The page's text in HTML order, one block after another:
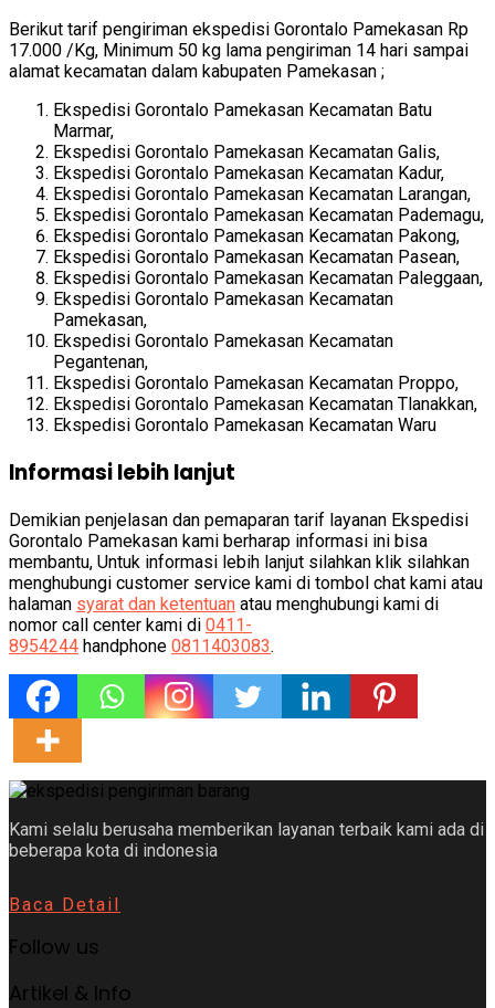
Berikut tarif pengiriman ekspedisi Gorontalo Pamekasan Rp
17.000 /Kg, Minimum 50 kg lama pengiriman 14 hari sampai
alamat kecamatan dalam kabupaten Pamekasan ;
Ekspedisi Gorontalo Pamekasan Kecamatan Batu
Marmar,
Ekspedisi Gorontalo Pamekasan Kecamatan Galis,
Ekspedisi Gorontalo Pamekasan Kecamatan Kadur,
Ekspedisi Gorontalo Pamekasan Kecamatan Larangan,
Ekspedisi Gorontalo Pamekasan Kecamatan Pademagu,
Ekspedisi Gorontalo Pamekasan Kecamatan Pakong,
Ekspedisi Gorontalo Pamekasan Kecamatan Pasean,
Ekspedisi Gorontalo Pamekasan Kecamatan Paleggaan,
Ekspedisi Gorontalo Pamekasan Kecamatan
Pamekasan,
Ekspedisi Gorontalo Pamekasan Kecamatan
Pegantenan,
Ekspedisi Gorontalo Pamekasan Kecamatan Proppo,
Ekspedisi Gorontalo Pamekasan Kecamatan Tlanakkan,
Ekspedisi Gorontalo Pamekasan Kecamatan Waru
Informasi lebih lanjut
Demikian penjelasan dan pemaparan tarif layanan Ekspedisi
Gorontalo Pamekasan kami berharap informasi ini bisa
membantu, Untuk informasi lebih lanjut silahkan klik silahkan
menghubungi customer service kami di tombol chat kami atau
halaman syarat dan ketentuan atau menghubungi kami di
nomor call center kami di 0411-
8954244 handphone 0811403083.
Kami selalu berusaha memberikan layanan terbaik kami ada di
beberapa kota di indonesia
Baca Detail
Follow us
Artikel & Info